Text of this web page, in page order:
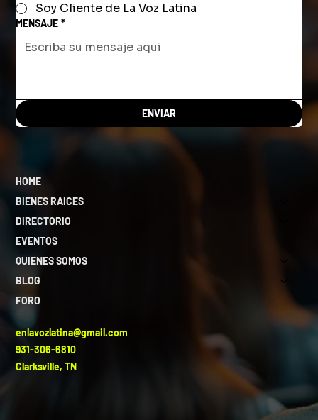
Soy Cliente de La Voz Latina
MENSAJE *
ENVIAR
HOME
BIENES RAICES
DIRECTORIO
EVENTOS
QUIENES SOMOS
BLOG
FORO
enlavozlatina@gmail.com
931-306-6810
Clarksville, TN